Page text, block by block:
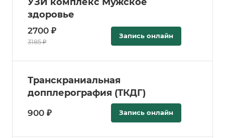
здоровье
2700 ₽
3185 ₽
Запись онлайн
Транскраниальная
допплерография (ТКДГ)
900 ₽ Запись онлайн